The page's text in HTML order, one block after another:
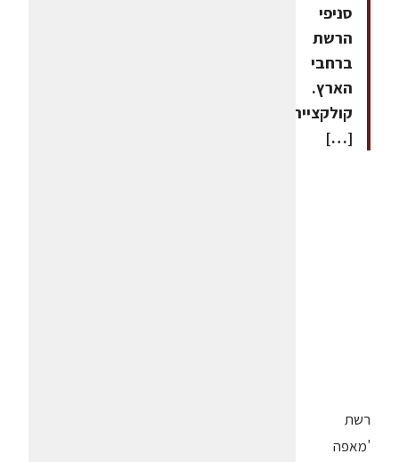
סניפי
הרשת
ברחבי
הארץ.
קולקציית
[…]
רשת
'מאפה